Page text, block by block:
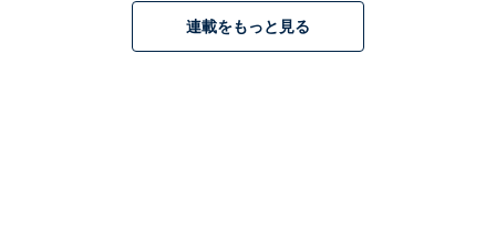
連載をもっと見る